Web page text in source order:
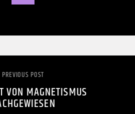
PREVIOUS POST
VON MAGNETISMUS